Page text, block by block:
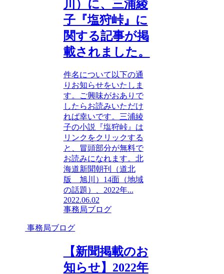
川）に、三浦綾
子『塩狩峠』に
関する記事が掲
載されました。
件名について以下の通
りお知らせをいたしま
す。ご興味がおありで
したらお読みいただけ
れば幸いです。三浦綾
子の小説『塩狩峠』は
リンクをクリックする
と、冒頭部分が無料で
お読みになれます。北
海道新聞朝刊（道北
版 旭川）14面（地域
の話題）、2022年...
2022.06.02
事務局ブログ
事務局ブログ
【新聞掲載のお
知らせ】2022年